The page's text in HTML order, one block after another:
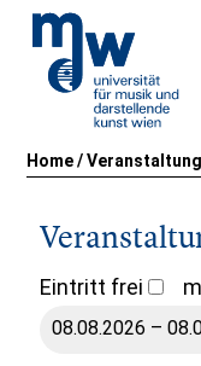
Home/
Eintritt frei